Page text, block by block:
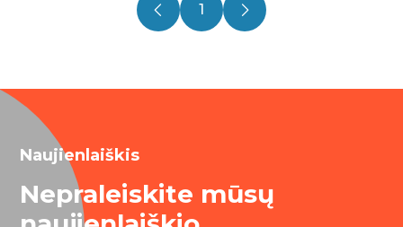
1
Naujienlaiškis
Nepraleiskite mūsų